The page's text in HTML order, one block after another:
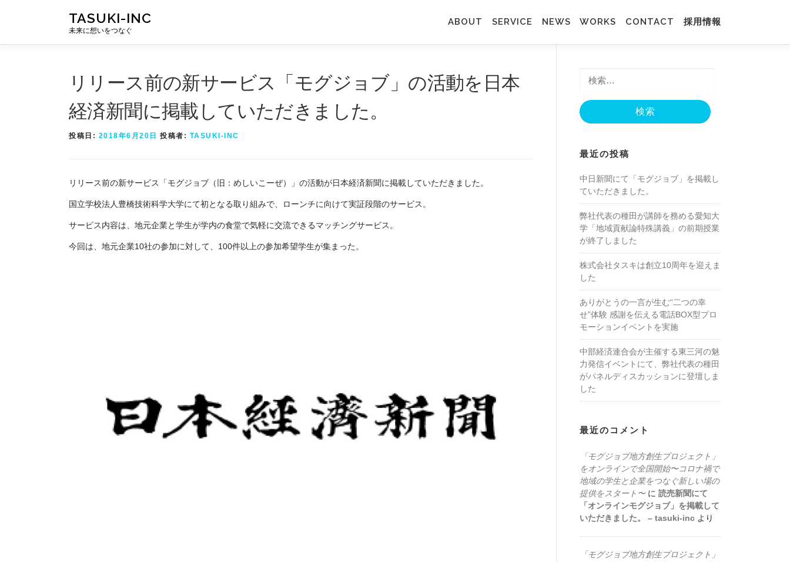
ン
TASUKI-INC
未来に想いをつなぐ
ABOUT SERVICE NEWS WORKS CONTACT 採用情報
リリース前の新サービス「モグジョブ」の活動を日本
経済新聞に掲載していただきました。
投稿日: 2018年6月20日 投稿者: TASUKI-INC
リリース前の新サービス「モグジョブ（旧：めしいこーぜ）」の活動が日本経済新聞に掲載していただきました。
国立学校法人豊橋技術科学大学にて初となる取り組みで、ローンチに向けて実証段階のサービス。
サービス内容は、地元企業と学生が学内の食堂で気軽に交流できるマッチングサービス。
今回は、地元企業10社の参加に対して、100件以上の参加希望学生が集まった。
索:
最近の投稿
中日新聞にて「モグジョブ」を掲載し
ていただきました。
弊社代表の種田が講師を務める愛知大
学「地域貢献論特殊講義」の前期授業
が終了しました
株式会社タスキは創立10周年を迎えま
した
ありがとうの一言が生む“二つの幸
せ”体験 感謝を伝える電話BOX型プロ
モーションイベントを実施
中部経済連合会が主催する東三河の魅
力発信イベントにて、弊社代表の種田
がパネルディスカッションに登壇しま
した
最近のコメント
「モグジョブ地方創生プロジェクト」
をオンラインで全国開始〜コロナ禍で
地域の学生と企業をつなぐ新しい場の
提供をスタート〜に 読売新聞にて
「オンラインモグジョブ」を掲載して
いただきました。 – tasuki-inc より
「モグジョブ地方創生プロジェクト」